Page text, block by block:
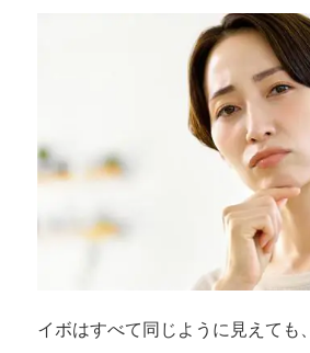
イボはすべて同じように見えても、